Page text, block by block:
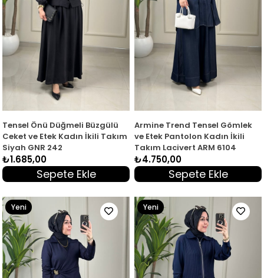
Tensel Önü Düğmeli Büzgülü
Ceket ve Etek Kadın İkili Takım
Siyah GNR 242
₺1.685,00
Sepete Ekle
Armine Trend Tensel Gömlek
ve Etek Pantolon Kadın İkili
Takım Lacivert ARM 6104
₺4.750,00
Sepete Ekle
Yeni
Ürün
Yeni
Ürün